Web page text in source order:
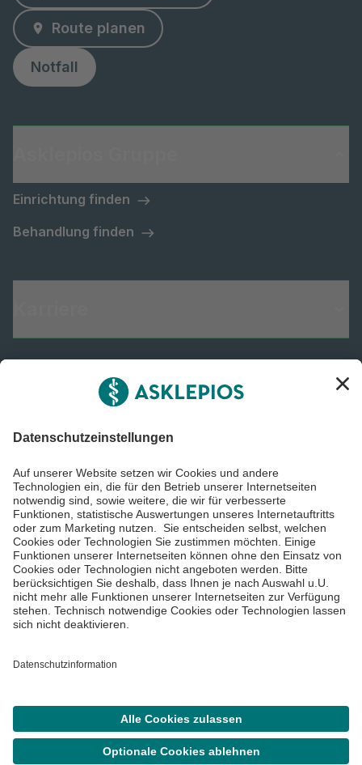
Route planen
Notfall
Einrichtung finden
Behandlung finden
Informiert bleiben
Impressum
Datenschutzinformationen
Barrierefreiheit
©Asklepios Kliniken GmbH & Co. KGaA 2026